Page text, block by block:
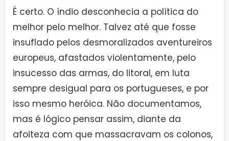
É certo. O índio desconhecia a política do
melhor pelo melhor. Talvez até que fosse
insuflado pelos desmoralizados aventureiros
europeus, afastados violentamente, pelo
insucesso das armas, do litoral, em luta
sempre desigual para os portugueses, e por
isso mesmo heróica. Não documentamos,
mas é lógico pensar assim, diante da
afoiteza com que massacravam os colonos,